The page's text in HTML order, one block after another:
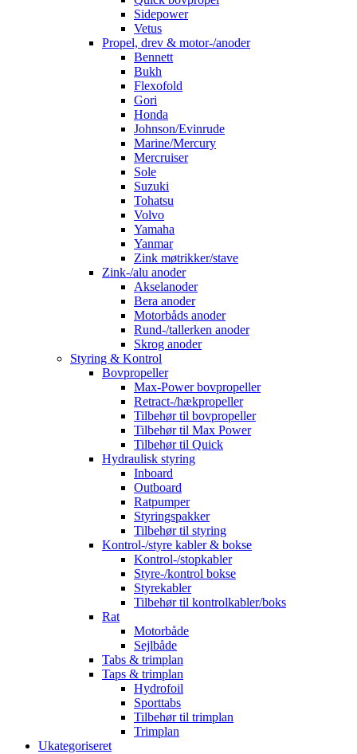
Sidepower
Vetus
Propel, drev & motor-/anoder
Bennett
Bukh
Flexofold
Gori
Honda
Johnson/Evinrude
Marine/Mercury
Mercruiser
Sole
Suzuki
Tohatsu
Volvo
Yamaha
Yanmar
Zink møtrikker/stave
Zink-/alu anoder
Akselanoder
Bera anoder
Motorbåds anoder
Rund-/tallerken anoder
Skrog anoder
Styring & Kontrol
Bovpropeller
Max-Power bovpropeller
Retract-/hækpropeller
Tilbehør til bovpropeller
Tilbehør til Max Power
Tilbehør til Quick
Hydraulisk styring
Inboard
Outboard
Ratpumper
Styringspakker
Tilbehør til styring
Kontrol-/styre kabler & bokse
Kontrol-/stopkabler
Styre-/kontrol bokse
Styrekabler
Tilbehør til kontrolkabler/boks
Rat
Motorbåde
Sejlbåde
Tabs & trimplan
Taps & trimplan
Hydrofoil
Sporttabs
Tilbehør til trimplan
Trimplan
Ukategoriseret